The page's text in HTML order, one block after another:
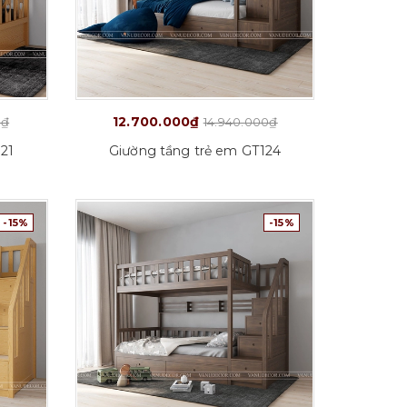
12.700.000₫ 14.940.000₫
Giường tầng trẻ em GT124
Chi tiết
-15% -15%